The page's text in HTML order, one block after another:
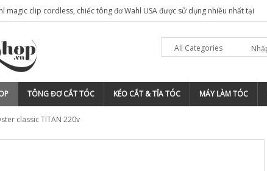
magic clip cordless, chiếc tông đơ Wahl USA được sử dụng nhiều nhất tại
All Categories
TÔNG ĐƠ CẮT TÓC KÉO CẮT & TỈA TÓC MÁY LÀM TÓC
classic TITAN 220v